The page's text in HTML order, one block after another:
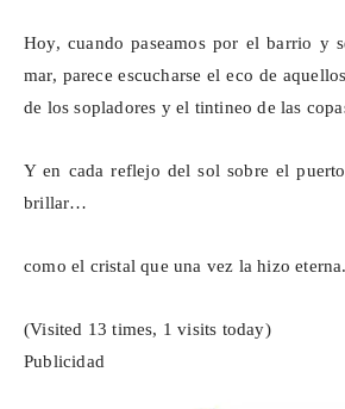
Hoy, cuando paseamos por el barrio y
mar, parece escucharse el eco de
de los sopladores y el tintineo de las
Y en cada reflejo del sol sobre el
brillar…
como el cristal que una vez la hizo eterna.
(Visited 13 times, 1 visits today)
Publicidad